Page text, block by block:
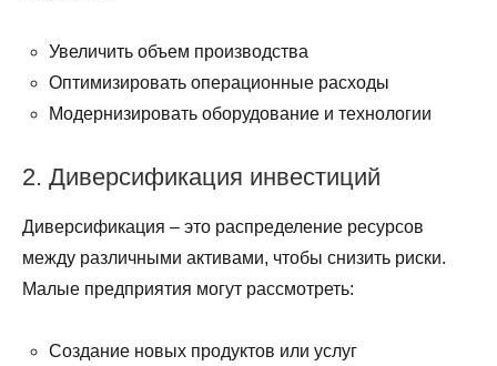
Увеличить объем производства
Оптимизировать операционные расходы
Модернизировать оборудование и технологии
2. Диверсификация инвестиций
Диверсификация – это распределение ресурсов
между различными активами, чтобы снизить риски.
Малые предприятия могут рассмотреть:
Создание новых продуктов или услуг